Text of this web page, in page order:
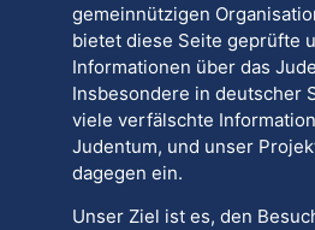
gemeinnützigen
bietet diese Seite geprüfte
Informationen über das
Insbesondere in deutscher
viele verfälschte
Judentum, und unser
dagegen ein.
Unser Ziel ist es, den